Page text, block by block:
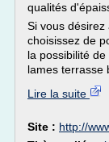
qualités
Si vous désirez
choisissez de
la possibilité
lames terrasse
Lire la suite
Site : http://